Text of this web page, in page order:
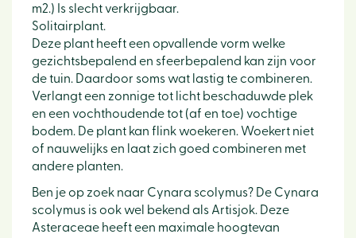
m2.) Is slecht verkrijgbaar.
Solitairplant.
Deze plant heeft een opvallende vorm welke
gezichtsbepalend en sfeerbepalend kan zijn voor
de tuin. Daardoor soms wat lastig te combineren.
Verlangt een zonnige tot licht beschaduwde plek
en een vochthoudende tot (af en toe) vochtige
bodem. De plant kan flink woekeren. Woekert niet
of nauwelijks en laat zich goed combineren met
andere planten.
Ben je op zoek naar Cynara scolymus? De Cynara
scolymus is ook wel bekend als Artisjok. Deze
Asteraceae heeft een maximale hoogtevan